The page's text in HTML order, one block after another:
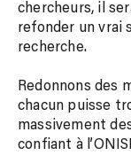
chercheurs, il
refonder un vrai
recherche.
Redonnons des
chacun puisse
massivement
confiant à